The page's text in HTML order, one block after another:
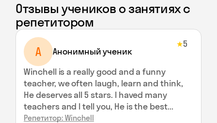
Отзывы учеников о занятиях с
репетитором
А Анонимный ученик
★5
Winchell is a really good and a funny
teacher, we often laugh, learn and think,
He deserves all 5 stars. I haved many
teachers and I tell you, He is the best...
Репетитор: Winchell